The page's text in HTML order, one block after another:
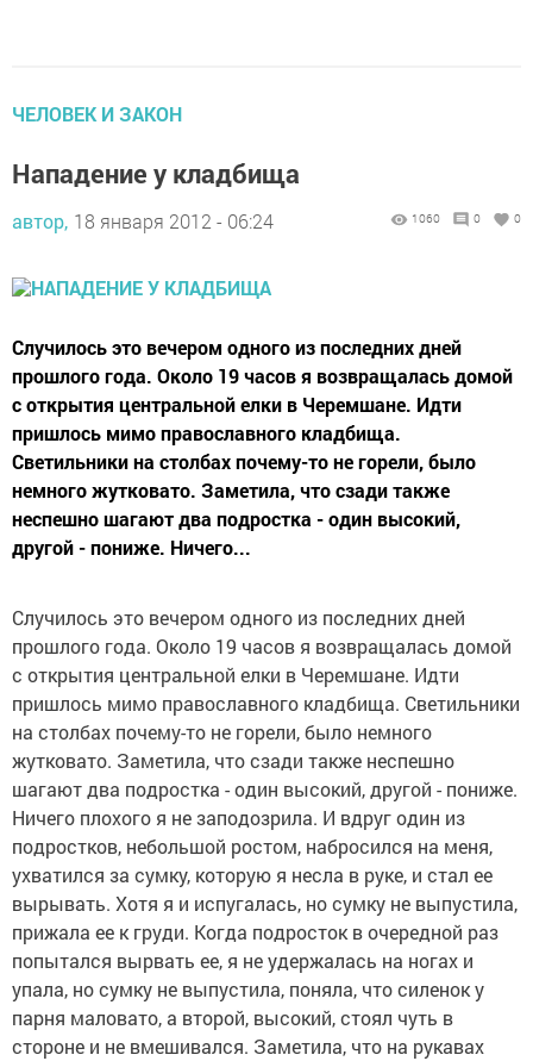
ЧЕЛОВЕК И ЗАКОН
Нападение у кладбища
автор, 18 января 2012 - 06:24 1060 0 0
Случилось это вечером одного из последних дней
прошлого года. Около 19 часов я возвращалась домой
с открытия центральной елки в Черемшане. Идти
пришлось мимо православного кладбища.
Светильники на столбах почему-то не горели, было
немного жутковато. Заметила, что сзади также
неспешно шагают два подростка - один высокий,
другой - пониже. Ничего...
Случилось это вечером одного из последних дней
прошлого года. Около 19 часов я возвращалась домой
с открытия центральной елки в Черемшане. Идти
пришлось мимо православного кладбища. Светильники
на столбах почему-то не горели, было немного
жутковато. Заметила, что сзади также неспешно
шагают два подростка - один высокий, другой - пониже.
Ничего плохого я не заподозрила. И вдруг один из
подростков, небольшой ростом, набросился на меня,
ухватился за сумку, которую я несла в руке, и стал ее
вырывать. Хотя я и испугалась, но сумку не выпустила,
прижала ее к груди. Когда подросток в очередной раз
попытался вырвать ее, я не удержалась на ногах и
упала, но сумку не выпустила, поняла, что силенок у
парня маловато, а второй, высокий, стоял чуть в
стороне и не вмешивался. Заметила, что на рукавах